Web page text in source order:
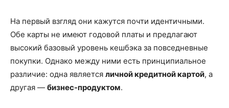
На первый взгляд они кажутся почти идентичными.
Обе карты не имеют годовой платы и предлагают
высокий базовый уровень кешбэка за повседневные
покупки. Однако между ними есть принципиальное
различие: одна является личной кредитной картой, а
другая — бизнес-продуктом.